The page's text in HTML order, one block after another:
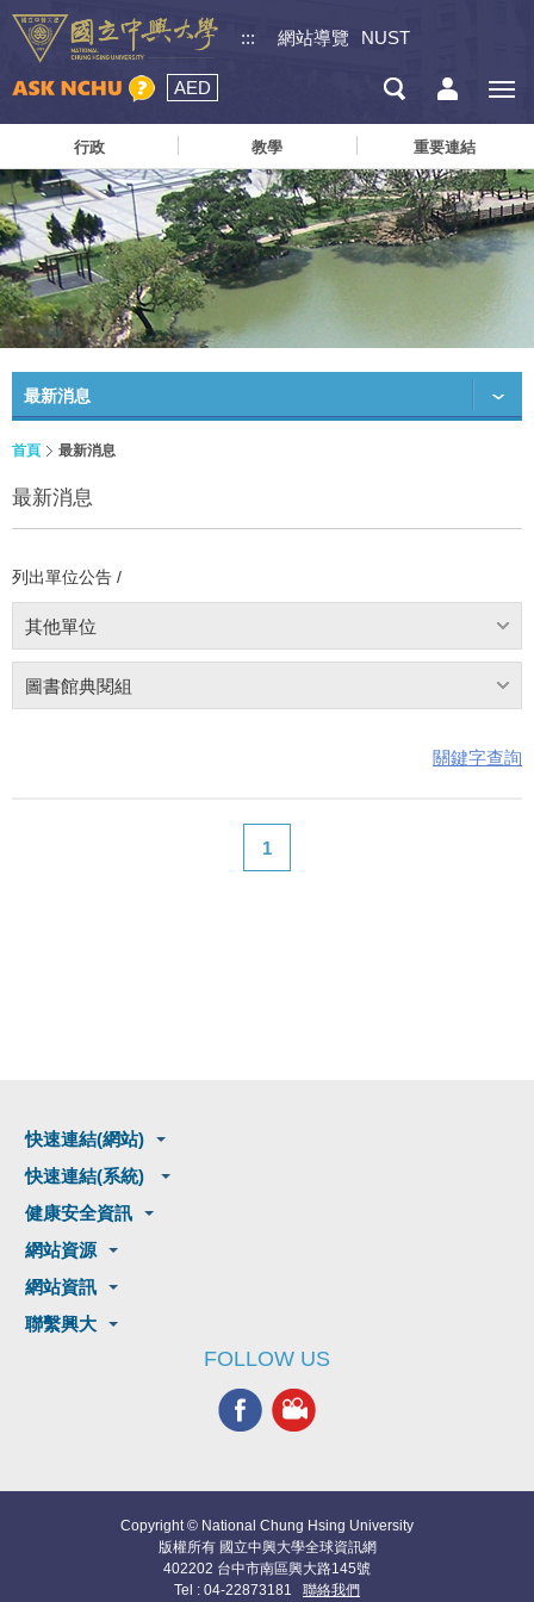
::: 網站導覽 NUST
AED
行政 教學 重要連結
最新消息
首頁 最新消息
最新消息
列出單位公告 /
其他單位
圖書館典閱組
關鍵字查詢
1
快速連結(網站)
快速連結(系統)
健康安全資訊
網站資源
網站資訊
聯繫興大
FOLLOW US
Copyright © National Chung Hsing University
版權所有 國立中興大學全球資訊網
402202 台中市南區興大路145號
Tel : 04-22873181 聯絡我們